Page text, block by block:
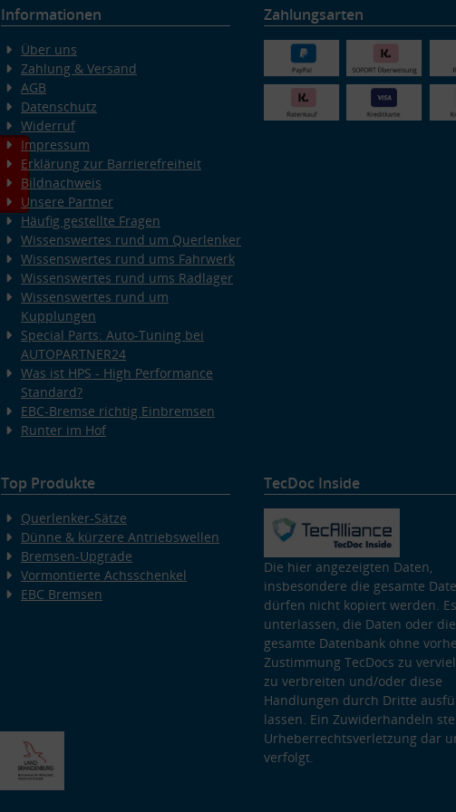
Informationen
Über uns
Zahlung & Versand
AGB
Datenschutz
Widerruf
Impressum
Erklärung zur Barrierefreiheit
Bildnachweis
Unsere Partner
Häufig gestellte Fragen
Wissenswertes rund um Querlenker
Wissenswertes rund ums Fahrwerk
Wissenswertes rund ums Radlager
Wissenswertes rund um
Kupplungen
Special Parts: Auto-Tuning bei
AUTOPARTNER24
Was ist HPS - High Performance
Standard?
EBC-Bremse richtig Einbremsen
Runter im Hof
Zahlungsarten
Top Produkte
Querlenker-Sätze
Dünne & kürzere Antriebswellen
Bremsen-Upgrade
Vormontierte Achsschenkel
EBC Bremsen
TecDoc Inside
Die hier angezeigten Daten,
insbesondere die gesamte
dürfen nicht kopiert werden.
unterlassen, die Daten oder die
gesamte Datenbank ohne
Zustimmung TecDocs zu
zu verbreiten und/oder diese
Handlungen durch Dritte
lassen. Ein Zuwiderhandeln
Urheberrechtsverletzung dar
verfolgt.